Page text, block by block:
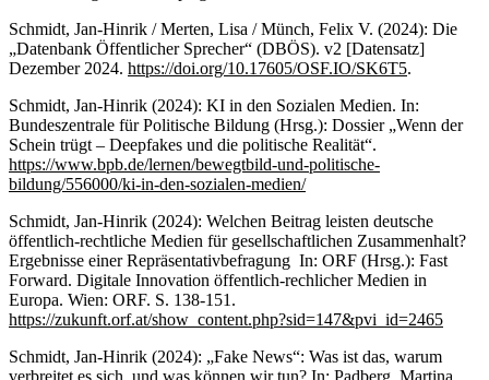
Schmidt, Jan-Hinrik / Merten, Lisa / Münch, Felix V. (2024): Die
„Datenbank Öffentlicher Sprecher“ (DBÖS). v2 [Datensatz]
Dezember 2024. https://doi.org/10.17605/OSF.IO/SK6T5.
Schmidt, Jan-Hinrik (2024): KI in den Sozialen Medien. In:
Bundeszentrale für Politische Bildung (Hrsg.): Dossier „Wenn der
Schein trügt – Deepfakes und die politische Realität“.
https://www.bpb.de/lernen/bewegtbild-und-politische-
bildung/556000/ki-in-den-sozialen-medien/
Schmidt, Jan-Hinrik (2024): Welchen Beitrag leisten deutsche
öffentlich-rechtliche Medien für gesellschaftlichen Zusammenhalt?
Ergebnisse einer Repräsentativbefragung In: ORF (Hrsg.): Fast
Forward. Digitale Innovation öffentlich-rechlicher Medien in
Europa. Wien: ORF. S. 138-151.
https://zukunft.orf.at/show_content.php?sid=147&pvi_id=2465
Schmidt, Jan-Hinrik (2024): „Fake News“: Was ist das, warum